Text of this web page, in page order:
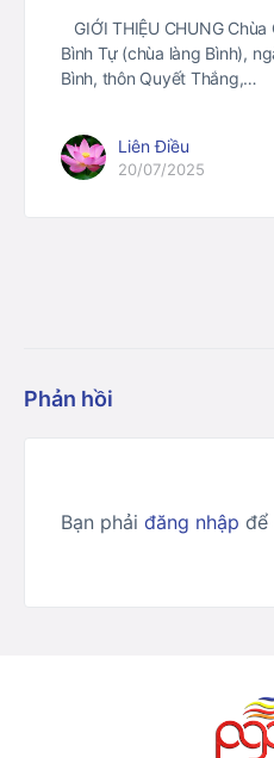
GIỚI THIỆU CHUNG
Bình Tự (chùa làng Bình),
Bình, thôn Quyết Thắng,…
Liên Điều
20/07/2025
Phản hồi
Bạn phải đăng nhập để